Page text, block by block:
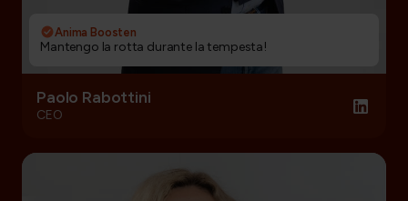
Anima Boosten
Mantengo la rotta durante la tempesta!
Paolo Rabottini
CEO